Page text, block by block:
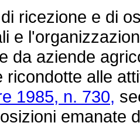
ricezione e di
e
da aziende
ricondotte alle
1985, n. 730,
emanate